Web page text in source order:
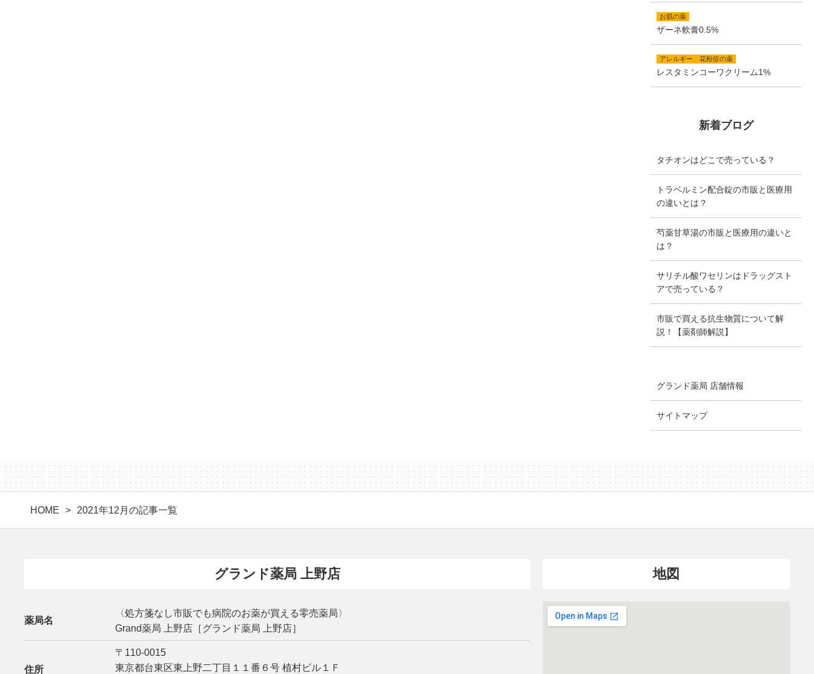
HOME 2021年12月の記事一覧
お肌の薬
ザーネ軟膏0.5%
アレルギー、花粉症の薬
レスタミンコーワクリーム1%
新着ブログ
タチオンはどこで売っている？
トラベルミン配合錠の市販と医療用
の違いとは？
芍薬甘草湯の市販と医療用の違いと
は？
サリチル酸ワセリンはドラッグスト
アで売っている？
市販で買える抗生物質について解
説！【薬剤師解説】
グランド薬局 店舗情報
サイトマップ
グランド薬局 上野店
薬局名
〈処方箋なし市販でも病院のお薬が買える零売薬局〉
Grand薬局 上野店［グランド薬局 上野店］
住所
〒110-0015
東京都台東区東上野二丁目１１番６号 植村ビル１Ｆ
地図